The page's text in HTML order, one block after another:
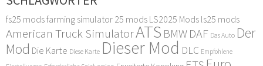
fs25 modsfarming simulator 25 mods LS2025 Mods ls25 mods
American Truck SimulatorATS BMW DAF Das Auto Der
Mod Die Karte Diese Karte Dieser Mod DLC Empfohlene